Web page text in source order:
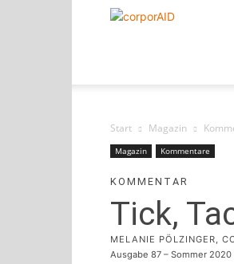
corporAID
Start Magazin
Magazin Kommentare
KOMMENTAR
Tick,
MELANIE PÖLZINGER,
Ausgabe 87 – Sommer 2020